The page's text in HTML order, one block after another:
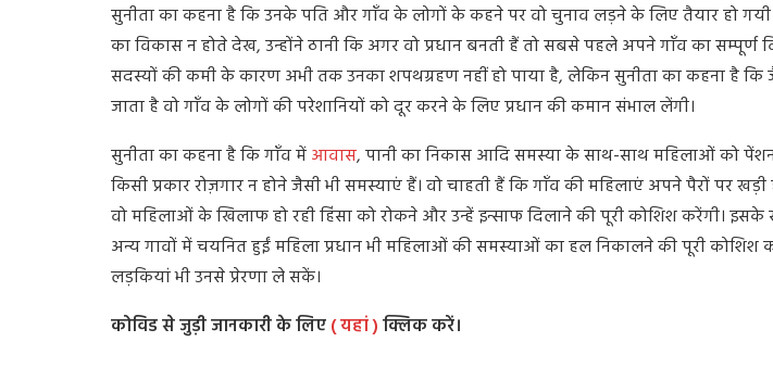
सुनीता का कहना है कि उनके पति और गाँव के लोगों के कहने पर वो चुनाव लड़ने के लिए तैयार हो गयी
का विकास न होते देख, उन्होंने ठानी कि अगर वो प्रधान बनती हैं तो सबसे पहले अपने गाँव का सम्पूर्ण
सदस्यों की कमी के कारण अभी तक उनका शपथग्रहण नहीं हो पाया है, लेकिन सुनीता का कहना है कि
जाता है वो गाँव के लोगों की परेशानियों को दूर करने के लिए प्रधान की कमान संभाल लेंगी।
सुनीता का कहना है कि गाँव मेंआवास, पानी का निकास आदि समस्या के साथ-साथ महिलाओं को
किसी प्रकार रोज़गार न होने जैसी भी समस्याएं हैं। वो चाहती हैं कि गाँव की महिलाएं अपने पैरों पर
वो महिलाओं के खिलाफ हो रही हिंसा को रोकने और उन्हें इन्साफ दिलाने की पूरी कोशिश करेंगी। इसके
अन्य गावों में चयनित हुईं महिला प्रधान भी महिलाओं की समस्याओं का हल निकालने की पूरी कोशिश
लड़कियां भी उनसे प्रेरणा ले सकें।
कोविड से जुड़ी जानकारी के लिए( यहां )क्लिक करें।